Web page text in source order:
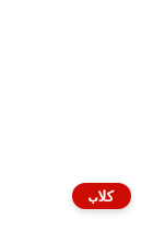
كلاب